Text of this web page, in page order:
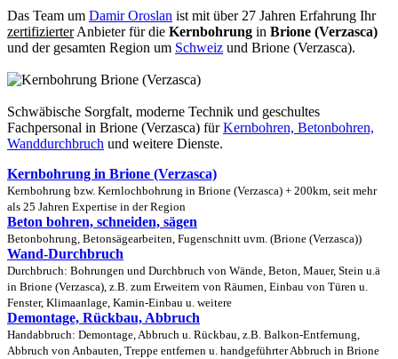
Das Team um Damir Oroslan ist mit über 27 Jahren Erfahrung Ihr
zertifizierterAnbieter für die Kernbohrung in Brione (Verzasca)
und der gesamten Region um Schweiz und Brione (Verzasca).
Schwäbische Sorgfalt, moderne Technik und geschultes
Fachpersonal in Brione (Verzasca) fürKernbohren, Betonbohren,
Wanddurchbruch und weitere Dienste.
Kernbohrung in Brione (Verzasca)
Kernbohrung bzw. Kernlochbohrung in Brione (Verzasca) + 200km, seit mehr
als 25 Jahren Expertise in der Region
Beton bohren, schneiden, sägen
Betonbohrung, Betonsägearbeiten, Fugenschnitt uvm. (Brione (Verzasca))
Wand-Durchbruch
Durchbruch: Bohrungen und Durchbruch von Wände, Beton, Mauer, Stein u.ä
in Brione (Verzasca), z.B. zum Erweitern von Räumen, Einbau von Türen u.
Fenster, Klimaanlage, Kamin-Einbau u. weitere
Demontage, Rückbau, Abbruch
Handabbruch: Demontage, Abbruch u. Rückbau, z.B. Balkon-Entfernung,
Abbruch von Anbauten, Treppe entfernen u. handgeführter Abbruch in Brione